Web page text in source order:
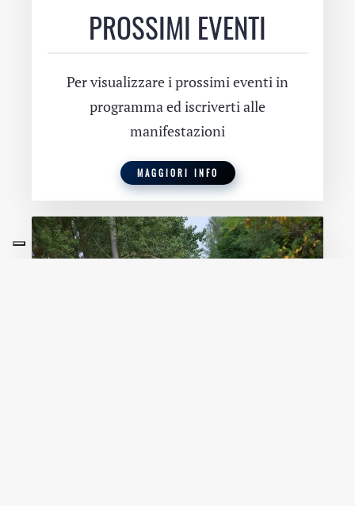
PROSSIMI EVENTI
Per visualizzare i prossimi eventi in
programma ed iscriverti alle
manifestazioni
MAGGIORI INFO